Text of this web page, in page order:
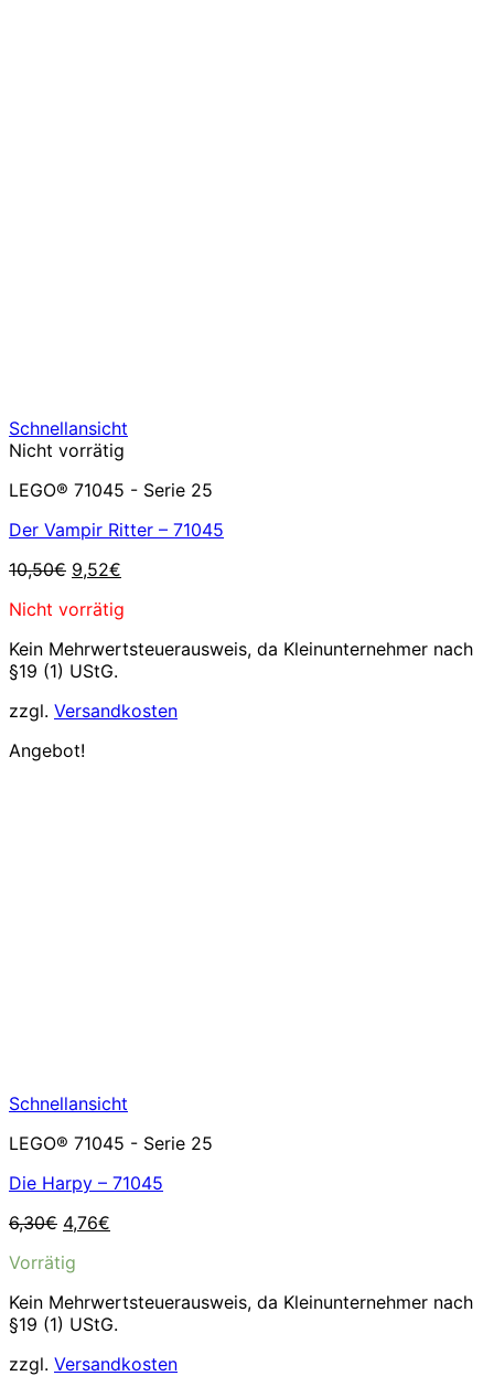
Schnellansicht
Nicht vorrätig
LEGO® 71045 - Serie 25
Der Vampir Ritter – 71045
10,50€ Ursprünglicher
war:
9,52€
ist:
Nicht vorrätig
Kein Mehrwertsteuerausweis, da Kleinunternehmer nach
§19 (1) UStG.
zzgl. Versandkosten
Angebot!
Schnellansicht
LEGO® 71045 - Serie 25
Die Harpy – 71045
6,30€ Ursprünglicher
war:
4,76€
Vorrätig
Kein Mehrwertsteuerausweis, da Kleinunternehmer nach
§19 (1) UStG.
zzgl. Versandkosten